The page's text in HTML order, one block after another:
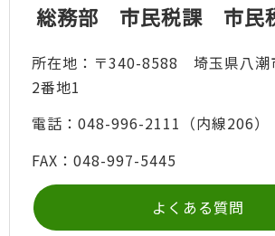
総務部 市民税課 市民
所在地：〒340-8588 埼玉県八潮
2番地1
電話：048-996-2111（内線206）
FAX：048-997-5445
よくある質問